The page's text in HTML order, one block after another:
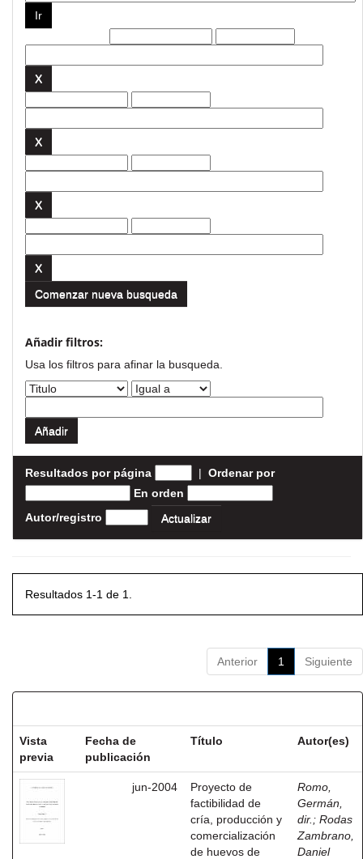
Comenzar nueva busqueda
Añadir filtros:
Usa los filtros para afinar la busqueda.
Resultados por página | Ordenar por
En orden
Autor/registro
Resultados 1-1 de 1.
Anterior 1 Siguiente
Vista
previa
Fecha de
publicación
Título Autor(es)
jun-2004
Proyecto de
factibilidad de
cría, producción y
comercialización
de huevos de
Romo,
Germán,
dir. ; Rodas
Zambrano,
Daniel